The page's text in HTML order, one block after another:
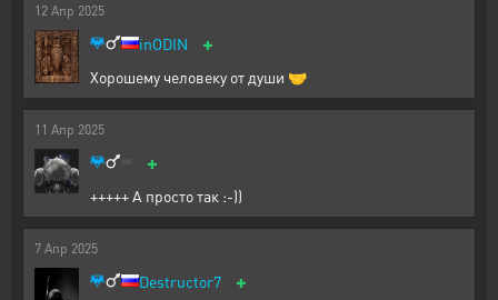
12 Апр 2025
inODIN +
Хорошему человеку от души 🤝
11 Апр 2025
+
+++++ А просто так :-))
7 Апр 2025
Destructor7 +